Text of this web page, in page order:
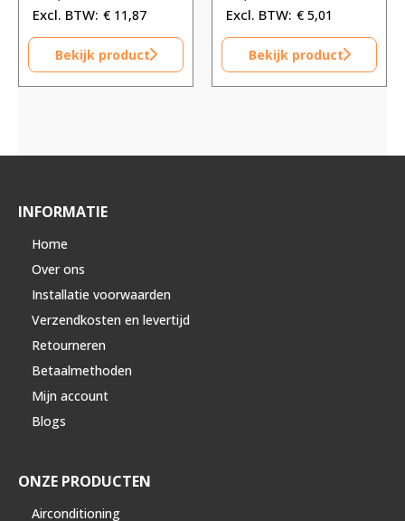
€ 11,87
Bekijk product
€ 5,01
Bekijk product
INFORMATIE
Home
Over ons
Installatie voorwaarden
Verzendkosten en levertijd
Retourneren
Betaalmethoden
Mijn account
Blogs
ONZE PRODUCTEN
Airconditioning